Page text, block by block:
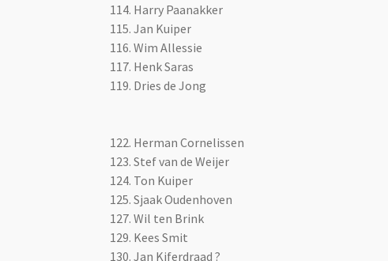
114. Harry Paanakker
115. Jan Kuiper
116. Wim Allessie
117. Henk Saras
119. Dries de Jong
122. Herman Cornelissen
123. Stef van de Weijer
124. Ton Kuiper
125. Sjaak Oudenhoven
127. Wil ten Brink
129. Kees Smit
130. Jan Kiferdraad ?